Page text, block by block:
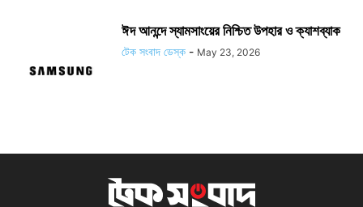
ঈদ আনন্দে স্যামসাংয়ের নিশ্চিত উপহার ও ক্যাশব্যাক
টেক সংবাদ ডেস্ক - May 23, 2026